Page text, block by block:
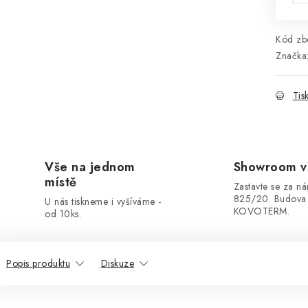
Kód
Vše na jednom
místě
U nás tiskneme i vyšíváme -
od 10ks.
Showroom
Zastavte se za
825/20. Budova
KOVOTERM.
Popis produktu Diskuze